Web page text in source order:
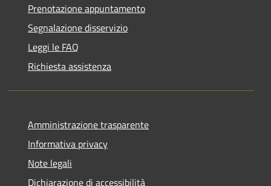
Prenotazione appuntamento
Segnalazione disservizio
Leggi le FAQ
Richiesta assistenza
Amministrazione trasparente
Informativa privacy
Note legali
Dichiarazione di accessibilità